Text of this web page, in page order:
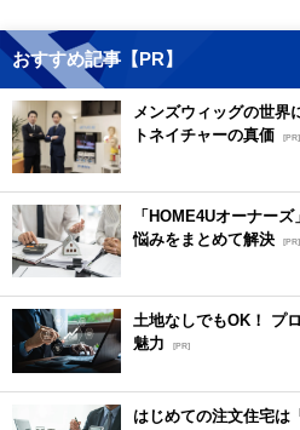
おすすめ記事【PR】
メンズウィッグの世界
トネイチャーの真価 [PR]
「HOME4Uオーナー
悩みをまとめて解決 [PR]
土地なしでもOK！ プ
魅力
[PR]
はじめての注文住宅は